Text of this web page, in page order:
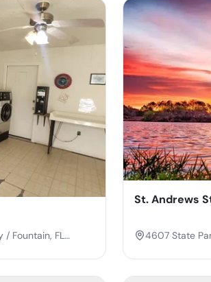
/ Fountain, FL
St. Andrews
4607 State